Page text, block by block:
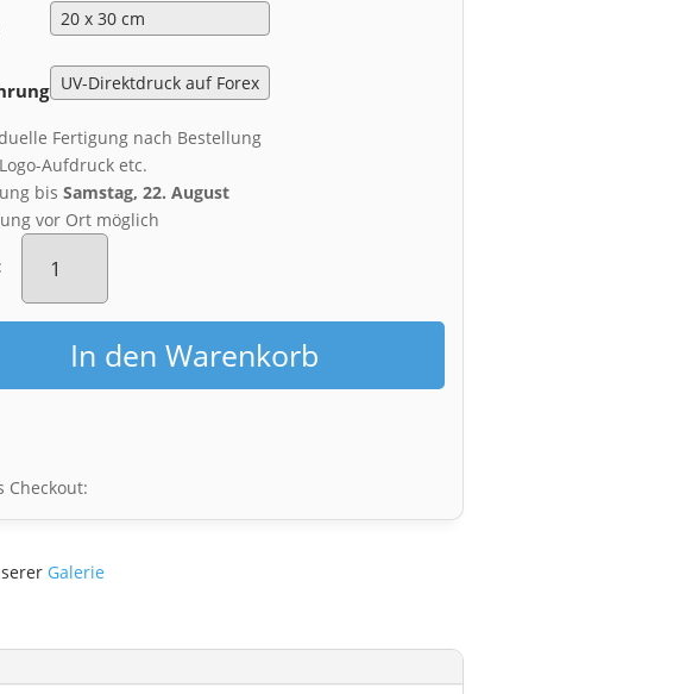
Fertigung nach Bestellung
Aufdruck etc.
bisSamstag, 22. August
vor Ort möglich
Acryl
Board
Schillerplatz
Menge
In den Warenkorb
Checkout:
Galerie